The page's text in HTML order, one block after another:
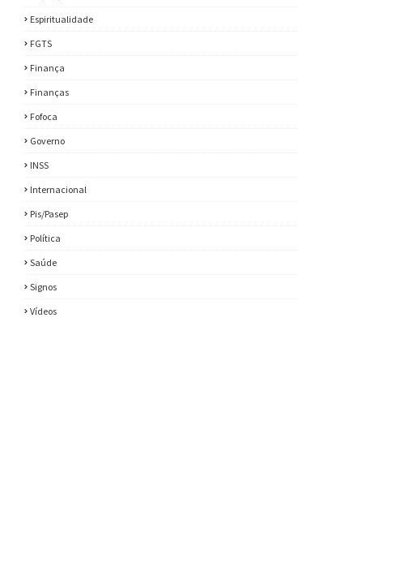
Espiritualidade
FGTS
Finança
Finanças
Fofoca
Governo
INSS
Internacional
Pis/Pasep
Política
Saúde
Signos
Vídeos